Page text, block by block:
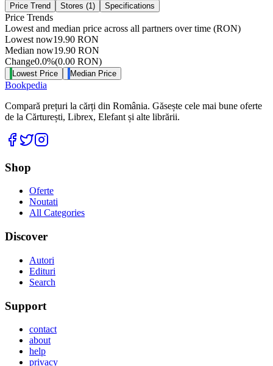
Price Trend Stores (1 ) Specifications
Price Trends
Lowest and median price across all partners over time (RON)
Lowest now19.90 RON
Median now19.90 RON
Change0.0%(0.00 RON)
Lowest Price Median Price
Bookpedia
Compară prețuri la cărți din România. Găsește cele mai bune oferte
de la Cărturești, Librex, Elefant și alte librării.
Facebook
Twitter
Shop
Oferte
Noutati
All Categories
Discover
Autori
Edituri
Search
Support
contact
about
help
privacy